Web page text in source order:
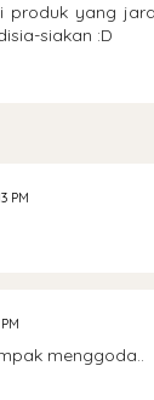
produk yang
siakan :D
PM
menggoda..